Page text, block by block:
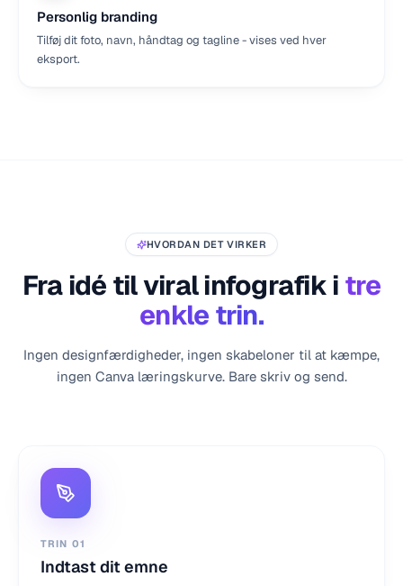
Personlig branding
Tilføj dit foto, navn, håndtag og tagline - vises ved hver
eksport.
HVORDAN DET VIRKER
Fra idé til viral infografik i tre
enkle trin.
Ingen designfærdigheder, ingen skabeloner til at kæmpe,
ingen Canva læringskurve. Bare skriv og send.
TRIN 01
Indtast dit emne